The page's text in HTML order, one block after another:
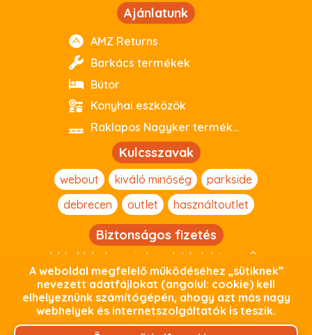
Ajánlatunk
AMZ Returns
Barkács termékek
Bútor
Konyhai eszközök
Raklapos Nagyker termékeink
Kulcsszavak
webout kiváló minőség
parkside
debrecen
outlet használtoutlet
Biztonságos fizetés
Weboldalunkon minden adat, beleértve az Ön
személyes adatait, titkosított kapcsolaton keresztül
zajlik. Termékeink árát fizetheti online bankkártyás
fizetéssel a Global PAyment gyors és biztonságos
fizetési felületünkön keresztül, vagy személyes átvétel
esetén készpénzzel webshopraktárunkban!
A weboldal megfelelő működéséhez „sütiknek”
nevezett adatfájlokat (angolul: cookie) kell
elhelyeznünk számítógépén, ahogy azt más nagy
webhelyek és internetszolgáltatók is teszik.